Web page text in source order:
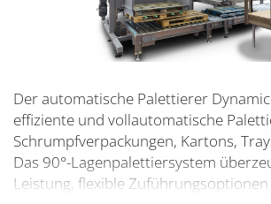
Der automatische Palettierer
effiziente und vollautomatische
Schrumpfverpackungen, Kartons,
Das 90°-Lagenpalettiersystem
Leistung, flexible